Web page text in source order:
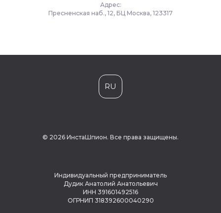
Адрес:
Пресненская наб., 12, БЦ Москва, 123317
RU
© 2026 ИнстаШпион. Все права защищены.
Индивидуальный предприниматель
Дудик Анатолий Анатольевич
ИНН 391601492516
ОГРНИП 318392600040290